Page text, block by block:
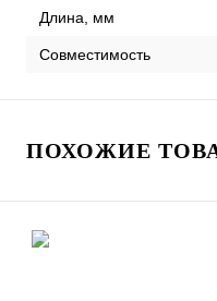
Длина, мм
Совместимость
ПОХОЖИЕ